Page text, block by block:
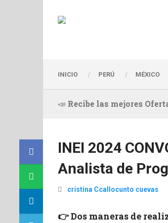
INICIO PERÚ MÉXICO
📣 Recibe las mejores
INEI 2024
Analista de
cristina Ccallocunto cuevas
👉 Dos maneras de